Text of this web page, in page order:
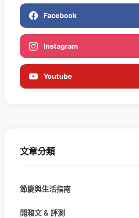
Facebook
Instagram
Youtube
文章分類
節慶與生活指南
開箱文 & 評測